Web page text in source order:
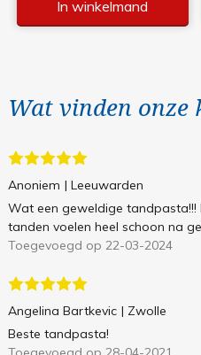
In winkelmand
Wat vinden onze
Anoniem | Leeuwarden
Wat een geweldige tandpasta!!!
tanden voelen heel schoon na
Toegevoegd op 22-03-2024
Angelina Bartkevic | Zwolle
Beste tandpasta!